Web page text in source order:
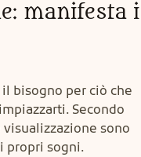
manifesta i
bisogno per ciò che
Secondo
sono
propri sogni.